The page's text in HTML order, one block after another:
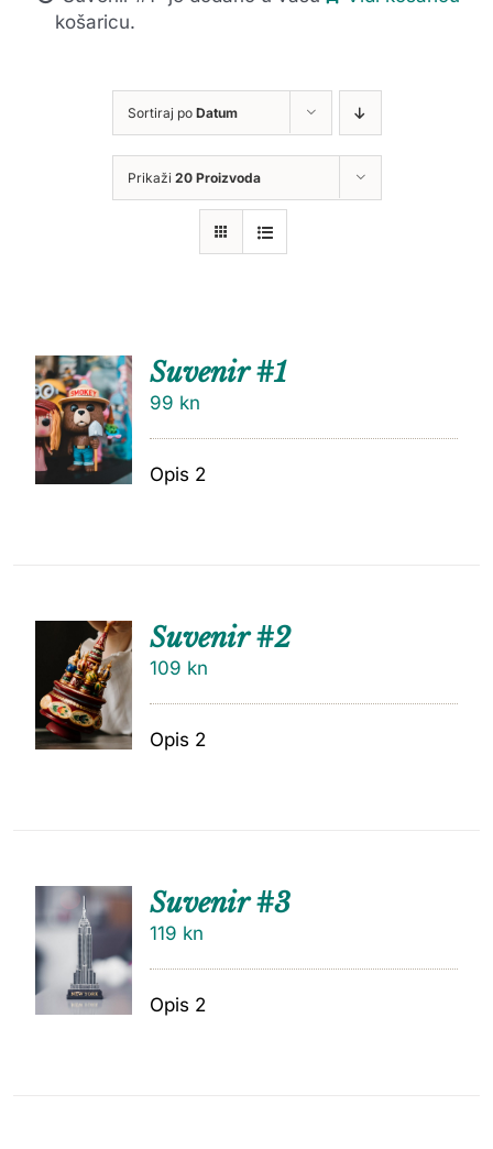
košaricu.
Sortiraj po Datum
Prikaži 20 Proizvoda
Suvenir #1
99 kn
Opis 2
DODAJ
U
KOŠARI
CU
Suvenir #2
109 kn
Opis 2
DODAJ
Suvenir #3
119 kn
Opis 2